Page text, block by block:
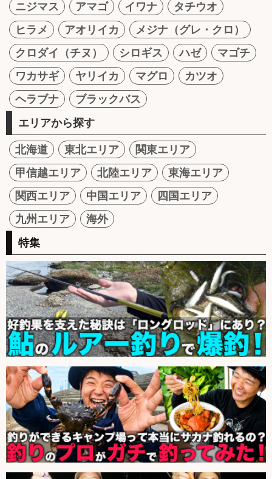
ニジマス
アマゴ イワナ
タチウオ
ヒラメ
アオリイカ
メジナ（グレ・クロ）
クロダイ（チヌ）
シロギス ハゼ
マゴチ
ワカサギ
ヤリイカ マグロ
カツオ
ヘラブナ
ブラックバス
エリアから探す
北海道 東北エリア
関東エリア
甲信越エリア
北陸エリア
東海エリア
関西エリア
中国エリア
四国エリア
九州エリア
海外
特集